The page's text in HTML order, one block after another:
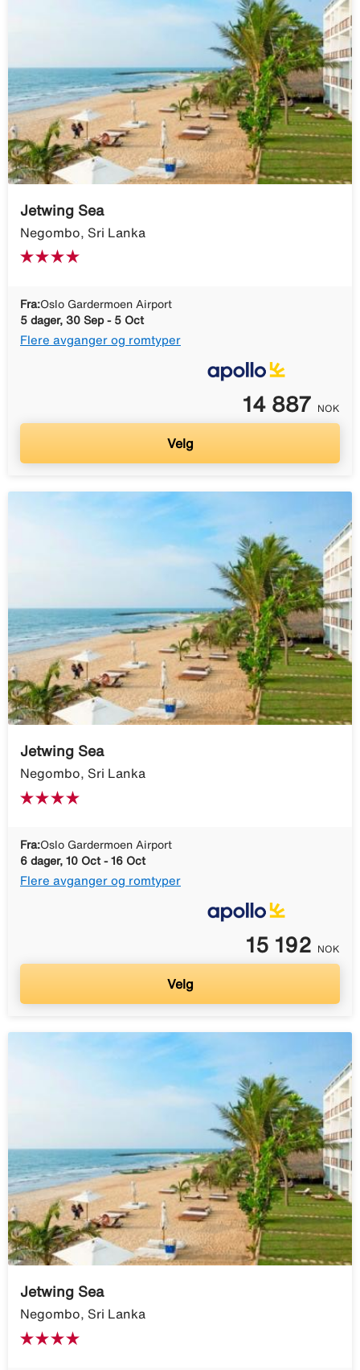
Jetwing Sea
Negombo, Sri Lanka
Fra:Oslo Gardermoen Airport
5 dager, 30 Sep - 5 Oct
Flere avganger og romtyper
14 887 NOK
Velg
Jetwing Sea
Negombo, Sri Lanka
Fra:Oslo Gardermoen Airport
6 dager, 10 Oct - 16 Oct
Flere avganger og romtyper
15 192 NOK
Velg
Jetwing Sea
Negombo, Sri Lanka